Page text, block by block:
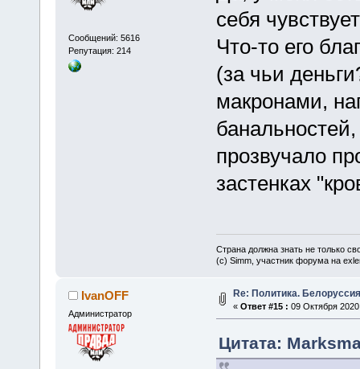
Сообщений: 5616
Репутация: 214
себя
Что-то его
(за чьи
макронами,
прозвучало
застенках
Страна должна знать не только
(c) Simm, участник форума на
IvanOFF
Администратор
Re: Политика.
« Ответ #15 : 09 Октября
Цитата: